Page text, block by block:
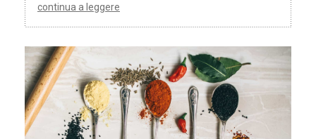
continua a leggere